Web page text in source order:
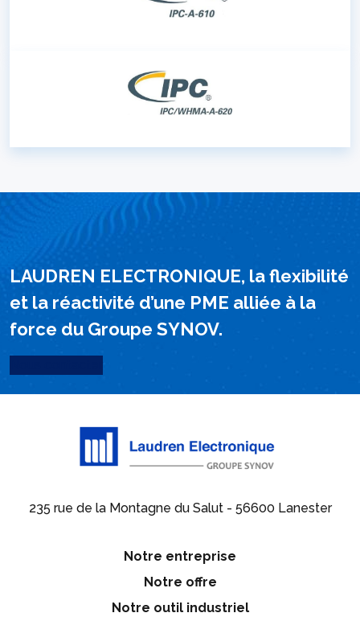
LAUDREN ELECTRONIQUE, la flexibilité
et la réactivité d’une PME alliée à la
force du Groupe SYNOV.
235 rue de la Montagne du Salut - 56600 Lanester
Notre entreprise
Notre offre
Notre outil industriel